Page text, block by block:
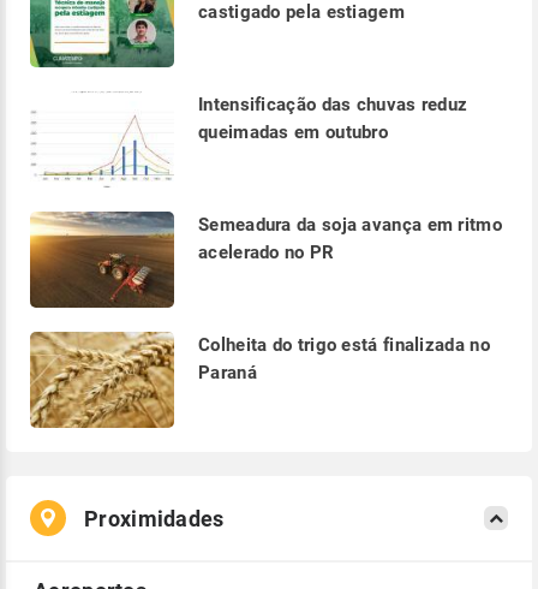
castigado pela estiagem
Intensificação das chuvas reduz
queimadas em outubro
Semeadura da soja avança em ritmo
acelerado no PR
Colheita do trigo está finalizada no
Paraná
Proximidades